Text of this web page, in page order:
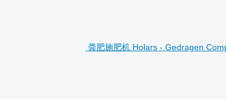
粪肥施肥机 Holars - Gedragen